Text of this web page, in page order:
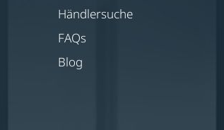
Händlersuche
FAQs
Blog